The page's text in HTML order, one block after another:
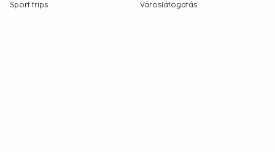
Sport trips
Városlátogatás